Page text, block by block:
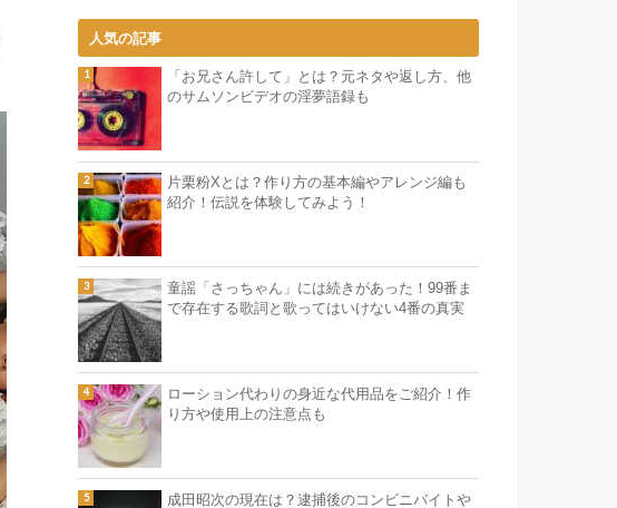
人気の記事
「お兄さん許して」とは？元ネタや返し方、他
のサムソンビデオの淫夢語録も
片栗粉Xとは？作り方の基本編やアレンジ編も
紹介！伝説を体験してみよう！
童謡「さっちゃん」には続きがあった！99番ま
で存在する歌詞と歌ってはいけない4番の真実
ローション代わりの身近な代用品をご紹介！作
り方や使用上の注意点も
成田昭次の現在は？逮捕後のコンビニバイトや